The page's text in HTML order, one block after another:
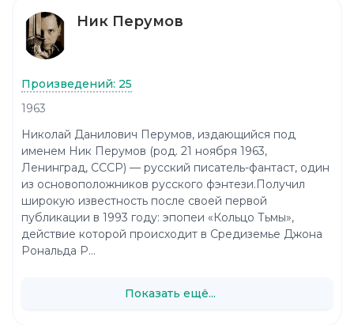
Ник Перумов
Произведений: 25
1963
Николай Данилович Перумов, издающийся под
именем Ник Перумов (род. 21 ноября 1963,
Ленинград, СССР) — русский писатель-фантаст, один
из основоположников русского фэнтези.Получил
широкую известность после своей первой
публикации в 1993 году: эпопеи «Кольцо Тьмы»,
действие которой происходит в Средиземье Джона
Рональда Р...
Показать ещё...